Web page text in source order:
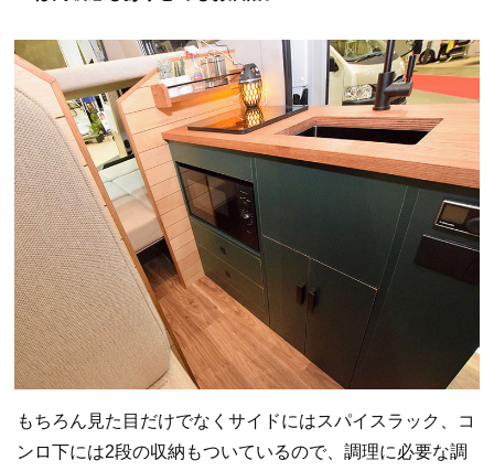
もちろん見た目だけでなくサイドにはスパイスラック、コ
ンロ下には2段の収納もついているので、調理に必要な調